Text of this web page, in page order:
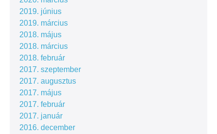
2019. június
2019. március
2018. május
2018. március
2018. február
2017. szeptember
2017. augusztus
2017. május
2017. február
2017. január
2016. december